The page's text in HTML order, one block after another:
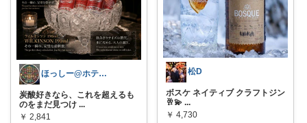
ほっしー@ホテルのような家を目指して
炭酸好きなら、これを超えるも
のをまだ見つけ ...
￥ 2,841
松D
ボスケ ネイティブ クラフトジン
🥂💫 ...
￥ 4,730